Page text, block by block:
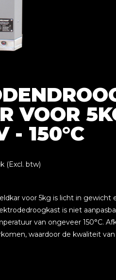
VOOR
- 150°C
(Excl. btw)
voor 5kg is licht in gewicht
is niet
van ongeveer 150°C.
waardoor de kwaliteit
altijd op een droge plek